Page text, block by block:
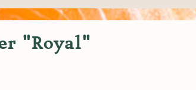
"Royal"